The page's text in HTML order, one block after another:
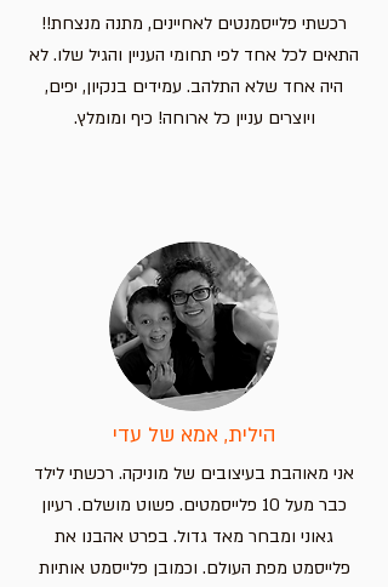
רכשתי פלייסמנטים לאחיינים, מתנה מנצחת!!
התאים לכל אחד לפי תחומי העניין והגיל שלו. לא
היה אחד שלא התלהב. עמידים בנקיון, יפים,
ויוצרים עניין כל ארוחה! כיף ומומלץ.
הילית, אמא של עדי
אני מאוהבת בעיצובים של מוניקה. רכשתי לילד
כבר מעל 10 פלייסמטים. פשוט מושלם. רעיון
גאוני ומבחר מאד גדול. בפרט אהבנו את
פלייסמט מפת העולם. וכמובן פלייסמט אותיות